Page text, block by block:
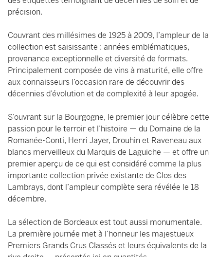
précision.
Couvrant des millésimes de 1925 à 2009, l’ampleur de la
collection est saisissante : années emblématiques,
provenance exceptionnelle et diversité de formats.
Principalement composée de vins à maturité, elle offre
aux connaisseurs l’occasion rare de découvrir des
décennies d’évolution et de complexité à leur apogée.
S’ouvrant sur la Bourgogne, le premier jour célèbre cette
passion pour le terroir et l’histoire — du Domaine de la
Romanée-Conti, Henri Jayer, Drouhin et Raveneau aux
blancs merveilleux du Marquis de Laguiche — et offre un
premier aperçu de ce qui est considéré comme la plus
importante collection privée existante de Clos des
Lambrays, dont l’ampleur complète sera révélée le 18
décembre.
La sélection de Bordeaux est tout aussi monumentale.
La première journée met à l’honneur les majestueux
Premiers Grands Crus Classés et leurs équivalents de la